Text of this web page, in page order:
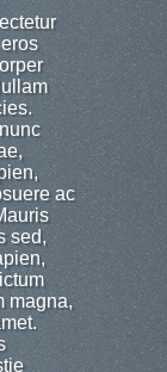
ac
sed,
magna,